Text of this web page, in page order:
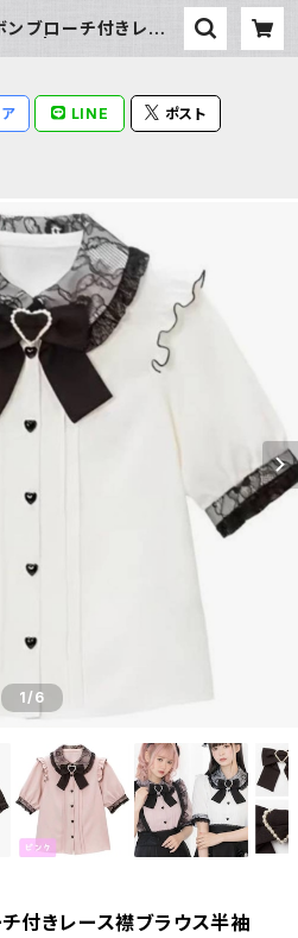
ンブローチ付きレース
LINE ポスト
1/6
チ付きレース襟ブラウス半袖